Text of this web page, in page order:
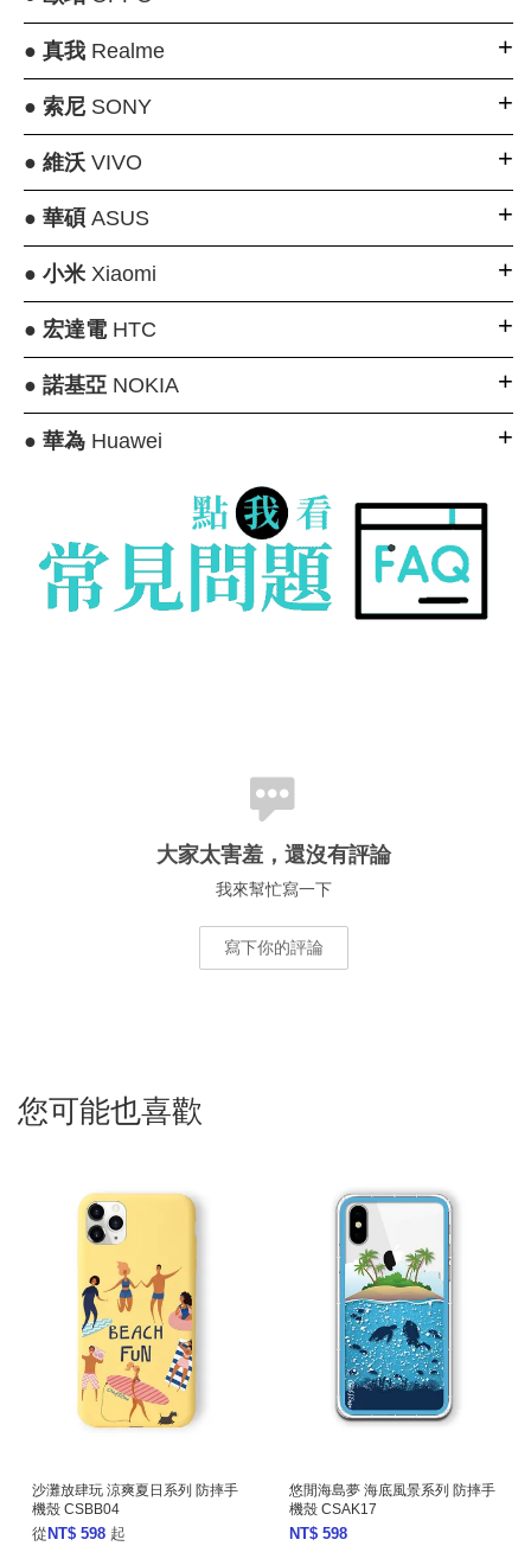
● 真我Realme
● 索尼SONY
● 維沃VIVO
● 華碩 ASUS
● 小米Xiaomi
● 宏達電HTC
● 諾基亞NOKIA
● 華為Huawei
大家太害羞，還沒有評論
我來幫忙寫一下
寫下你的評論
您可能也喜歡
沙灘放肆玩 涼爽夏日系列 防摔手
機殼 CSBB04
從 NT$ 598 起
悠閒海島夢 海底風景系列 防摔手
機殼 CSAK17
NT$ 598